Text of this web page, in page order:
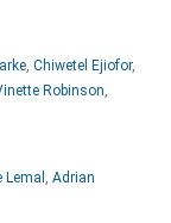
, Chiwetel Ejiofor,
Robinson,
Lemal , Adrian